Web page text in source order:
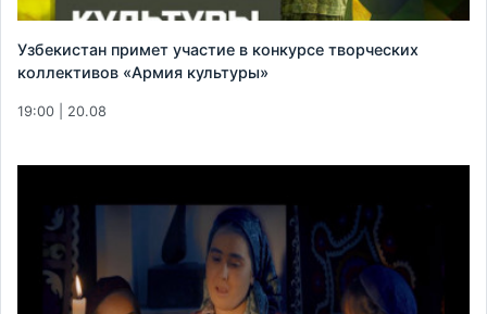
Узбекистан примет участие в конкурсе творческих
коллективов «Армия культуры»
19:00 | 20.08